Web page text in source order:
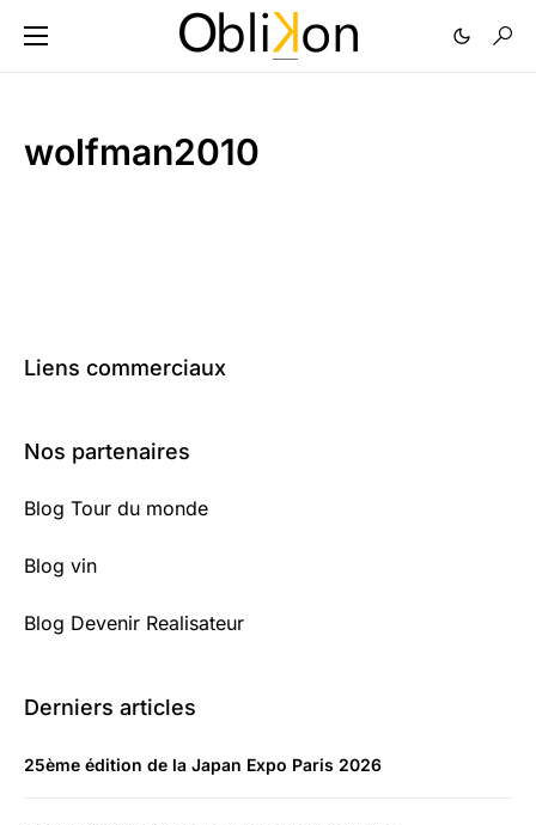
wolfman2010
Liens commerciaux
Nos partenaires
Blog Tour du monde
Blog vin
Blog Devenir Realisateur
Derniers articles
25ème édition de la Japan Expo Paris 2026